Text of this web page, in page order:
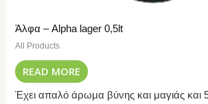
Άλφα – Alpha lager 0,5lt
All Products
READ MORE
Έχει απαλό άρωμα βύνης και μαγιάς και